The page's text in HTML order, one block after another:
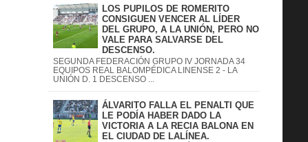
LOS PUPILOS DE ROMERITO
CONSIGUEN VENCER AL LÍDER
DEL GRUPO, A LA UNIÓN, PERO NO
VALE PARA SALVARSE DEL
DESCENSO.
SEGUNDA FEDERACIÓN GRUPO IV JORNADA 34
EQUIPOS REAL BALOMPÉDICA LINENSE 2 - LA
UNIÓN D. 1 DESCENSO ...
ÁLVARITO FALLA EL PENALTI QUE
LE PODÍA HABER DADO LA
VICTORIA A LA RECIA BALONA EN
EL CIUDAD DE LALÍNEA.